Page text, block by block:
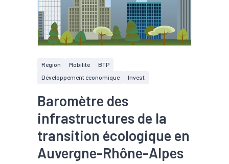
Région Mobilité
BTP
Développement économique
Invest
Baromètre des
infrastructures de la
transition écologique en
Auvergne-Rhône-Alpes